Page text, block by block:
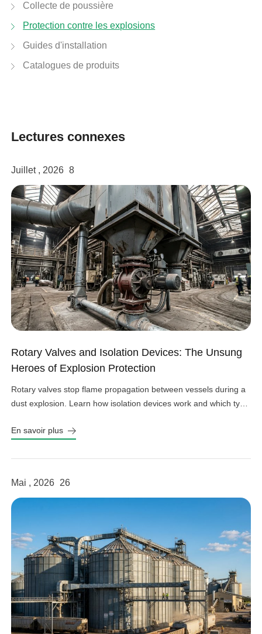
Collecte de poussière
Protection contre les explosions
Guides d'installation
Catalogues de produits
Lectures connexes
Juillet , 2026 8
Rotary Valves and Isolation Devices: The Unsung
Heroes of Explosion Protection
Rotary valves stop flame propagation between vessels during a
dust explosion. Learn how isolation devices work and which type
En savoir plus
Mai , 2026 26